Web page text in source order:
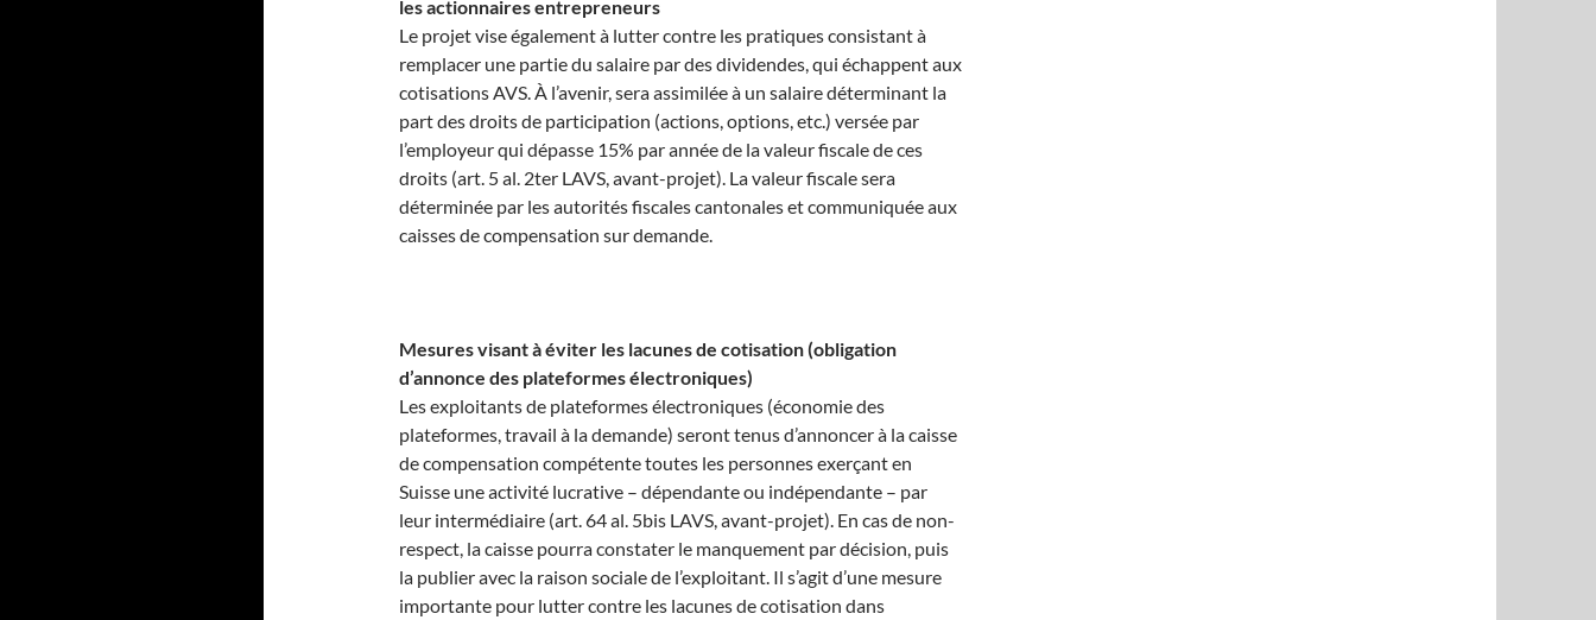
les actionnaires entrepreneurs
Le projet vise également à lutter contre les pratiques consistant à
remplacer une partie du salaire par des dividendes, qui échappent aux
cotisations AVS. À l’avenir, sera assimilée à un salaire déterminant la
part des droits de participation (actions, options, etc.) versée par
l’employeur qui dépasse 15% par année de la valeur fiscale de ces
droits (art. 5 al. 2ter LAVS, avant-projet). La valeur fiscale sera
déterminée par les autorités fiscales cantonales et communiquée aux
caisses de compensation sur demande.
Mesures visant à éviter les lacunes de cotisation (obligation
d’annonce des plateformes électroniques)
Les exploitants de plateformes électroniques (économie des
plateformes, travail à la demande) seront tenus d’annoncer à la caisse
de compensation compétente toutes les personnes exerçant en
Suisse une activité lucrative – dépendante ou indépendante – par
leur intermédiaire (art. 64 al. 5bis LAVS, avant-projet). En cas de non-
respect, la caisse pourra constater le manquement par décision, puis
la publier avec la raison sociale de l’exploitant. Il s’agit d’une mesure
importante pour lutter contre les lacunes de cotisation dans